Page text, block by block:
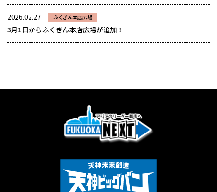
ふくぎん本店広場
2026.02.27
3月1日からふくぎん本店広場が追加！